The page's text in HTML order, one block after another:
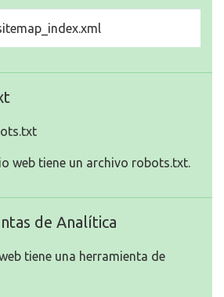
web tiene un archivo robots.txt.
de Analítica
tiene una herramienta de